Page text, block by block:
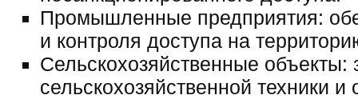
Промышленные предприятия:
и контроля доступа на
Сельскохозяйственные объекты:
сельскохозяйственной техники и